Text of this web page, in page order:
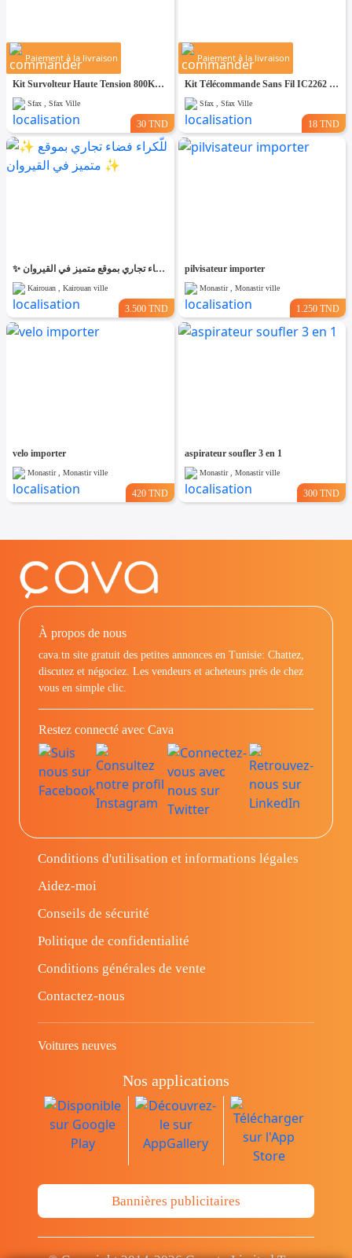
Paiement à la livraison
Kit Survolteur Haute Tension 800KV - 1000KV
Sfax , Sfax Ville
30 TND
Paiement à la livraison
Kit Télécommande Sans Fil IC2262 / 2272 - 4 Canaux
Sfax , Sfax Ville
18 TND
✨ للّكراء فضاء تجاري بموقع متميز في القيروان ✨
Kairouan , Kairouan ville
3.500 TND
pilvisateur importer
Monastir , Monastir ville
1.250 TND
velo importer
Monastir , Monastir ville
420 TND
aspirateur soufler 3 en 1
Monastir , Monastir ville
300 TND
À propos de nous
cava.tn site gratuit des petites annonces en Tunisie: Chattez,
discutez et négociez. Les vendeurs et acheteurs prés de chez
vous en simple clic.
Restez connecté avec Cava
Conditions d'utilisation et informations légales
Aidez-moi
Conseils de sécurité
Politique de confidentialité
Conditions générales de vente
Contactez-nous
Voitures neuves
Nos applications
Bannières publicitaires